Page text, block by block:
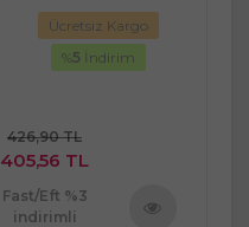
Ücretsiz Kargo
%5 İndirim
426,90 TL
405,56 TL
Fast/Eft %3
indirimli